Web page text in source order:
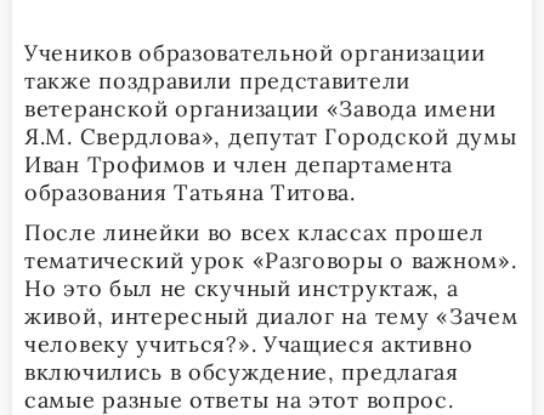
Учеников образовательной организации
также поздравили представители
ветеранской организации «Завода имени
Я.М. Свердлова», депутат Городской думы
Иван Трофимов и член департамента
образования Татьяна Титова.
После линейки во всех классах прошел
тематический урок «Разговоры о важном».
Но это был не скучный инструктаж, а
живой, интересный диалог на тему «Зачем
человеку учиться?». Учащиеся активно
включились в обсуждение, предлагая
самые разные ответы на этот вопрос.